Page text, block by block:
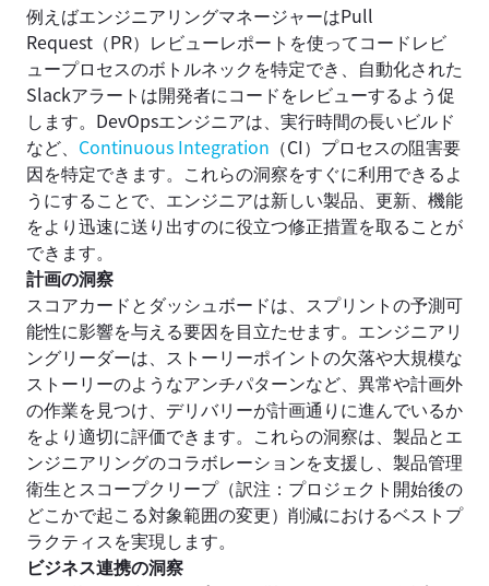
例えばエンジニアリングマネージャーはPull
Request（PR）レビューレポートを使ってコードレビ
ュープロセスのボトルネックを特定でき、自動化された
Slackアラートは開発者にコードをレビューするよう促
します。DevOpsエンジニアは、実行時間の長いビルド
など、 Continuous Integration （CI）プロセスの阻害要
因を特定できます。これらの洞察をすぐに利用できるよ
うにすることで、エンジニアは新しい製品、更新、機能
をより迅速に送り出すのに役立つ修正措置を取ることが
できます。
計画の洞察
スコアカードとダッシュボードは、スプリントの予測可
能性に影響を与える要因を目立たせます。エンジニアリ
ングリーダーは、ストーリーポイントの欠落や大規模な
ストーリーのようなアンチパターンなど、異常や計画外
の作業を見つけ、デリバリーが計画通りに進んでいるか
をより適切に評価できます。これらの洞察は、製品とエ
ンジニアリングのコラボレーションを支援し、製品管理
衛生とスコープクリープ（訳注：プロジェクト開始後の
どこかで起こる対象範囲の変更）削減におけるベストプ
ラクティスを実現します。
ビジネス連携の洞察